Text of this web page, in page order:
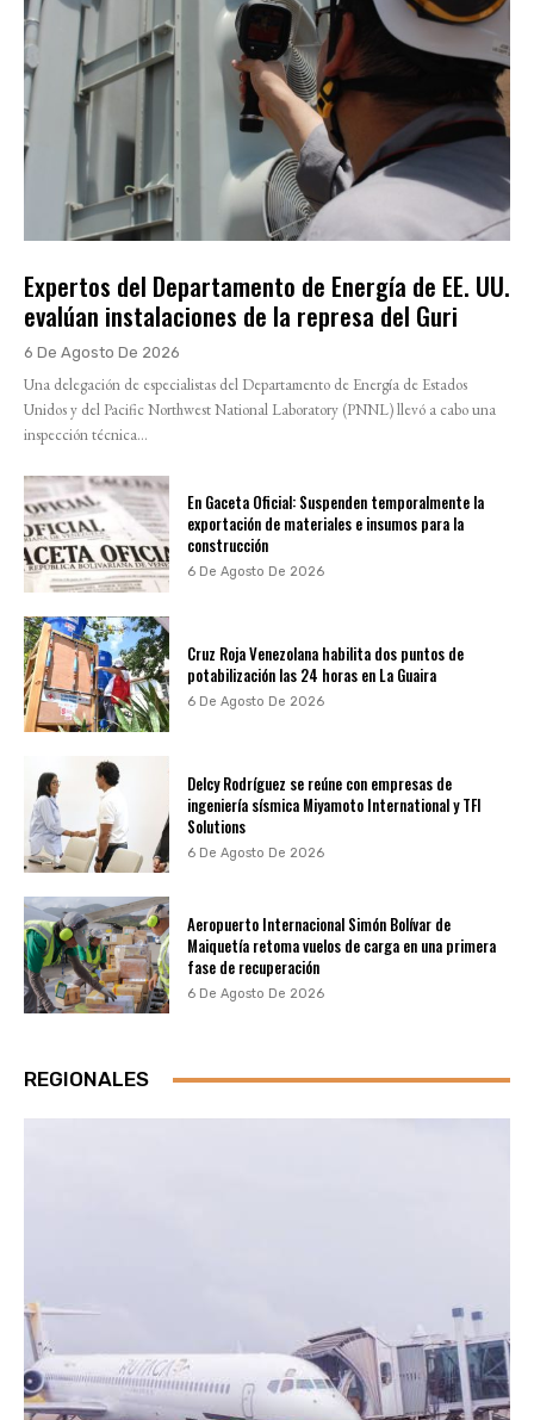
Expertos del Departamento de Energía de EE. UU.
evalúan instalaciones de la represa del Guri
6 De Agosto De 2026
Una delegación de especialistas del Departamento de Energía de Estados
Unidos y del Pacific Northwest National Laboratory (PNNL) llevó a cabo una
inspección técnica...
En Gaceta Oficial: Suspenden temporalmente la
exportación de materiales e insumos para la
construcción
6 De Agosto De 2026
Cruz Roja Venezolana habilita dos puntos de
potabilización las 24 horas en La Guaira
6 De Agosto De 2026
Delcy Rodríguez se reúne con empresas de
ingeniería sísmica Miyamoto International y TFI
Solutions
6 De Agosto De 2026
Aeropuerto Internacional Simón Bolívar de
Maiquetía retoma vuelos de carga en una primera
fase de recuperación
6 De Agosto De 2026
REGIONALES